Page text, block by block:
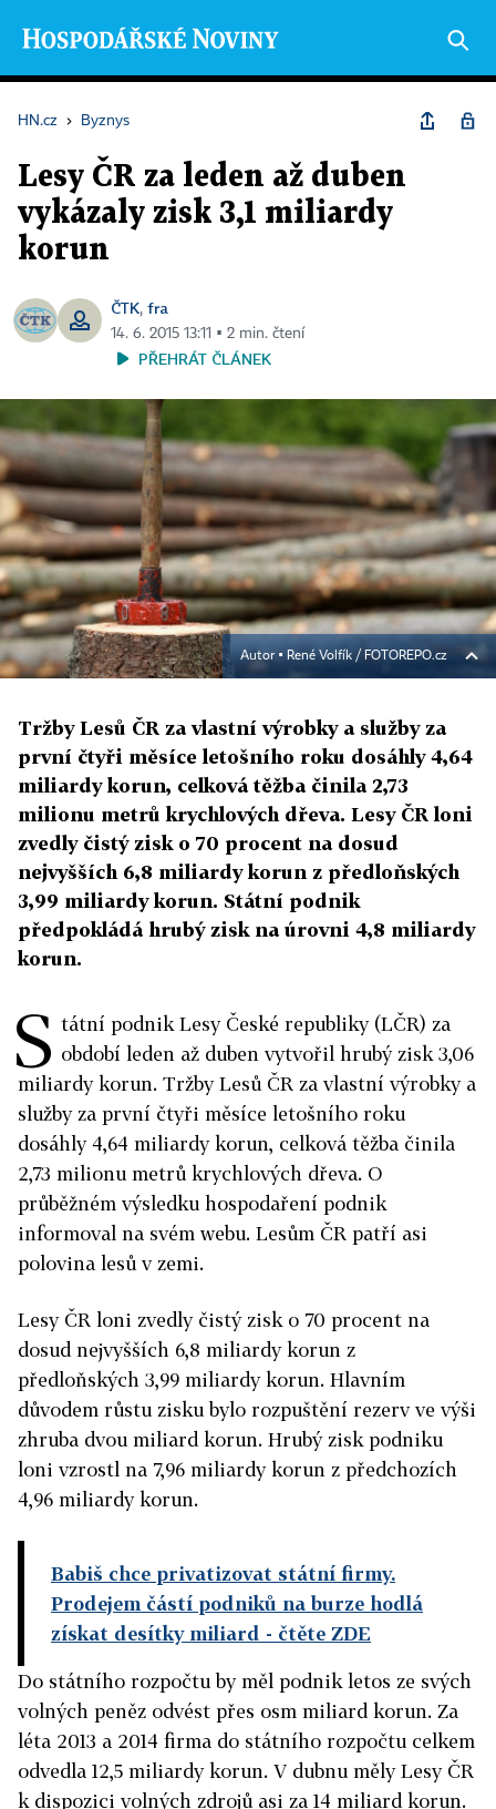
HN.cz › Byznys
Lesy ČR za leden až duben
vykázaly zisk 3,1 miliardy
korun
ČTK, fra
14. 6. 2015 13:11 ▪ 2 min. čtení
PŘEHRÁT ČLÁNEK
Autor ▪ René Volfík / FOTOREPO.cz
Tržby Lesů ČR za vlastní výrobky a služby za
první čtyři měsíce letošního roku dosáhly 4,64
miliardy korun, celková těžba činila 2,73
milionu metrů krychlových dřeva. Lesy ČR loni
zvedly čistý zisk o 70 procent na dosud
nejvyšších 6,8 miliardy korun z předloňských
3,99 miliardy korun. Státní podnik
předpokládá hrubý zisk na úrovni 4,8 miliardy
korun.
S tátní podnik Lesy České republiky (LČR) za
období leden až duben vytvořil hrubý zisk 3,06
miliardy korun. Tržby Lesů ČR za vlastní výrobky a
služby za první čtyři měsíce letošního roku
dosáhly 4,64 miliardy korun, celková těžba činila
2,73 milionu metrů krychlových dřeva. O
průběžném výsledku hospodaření podnik
informoval na svém webu. Lesům ČR patří asi
polovina lesů v zemi.
Lesy ČR loni zvedly čistý zisk o 70 procent na
dosud nejvyšších 6,8 miliardy korun z
předloňských 3,99 miliardy korun. Hlavním
důvodem růstu zisku bylo rozpuštění rezerv ve výši
zhruba dvou miliard korun. Hrubý zisk podniku
loni vzrostl na 7,96 miliardy korun z předchozích
4,96 miliardy korun.
Babiš chce privatizovat státní firmy.
Prodejem částí podniků na burze hodlá
získat desítky miliard - čtěte ZDE
Do státního rozpočtu by měl podnik letos ze svých
volných peněz odvést přes osm miliard korun. Za
léta 2013 a 2014 firma do státního rozpočtu celkem
odvedla 12,5 miliardy korun. V dubnu měly Lesy ČR
k dispozici volných zdrojů asi za 14 miliard korun.